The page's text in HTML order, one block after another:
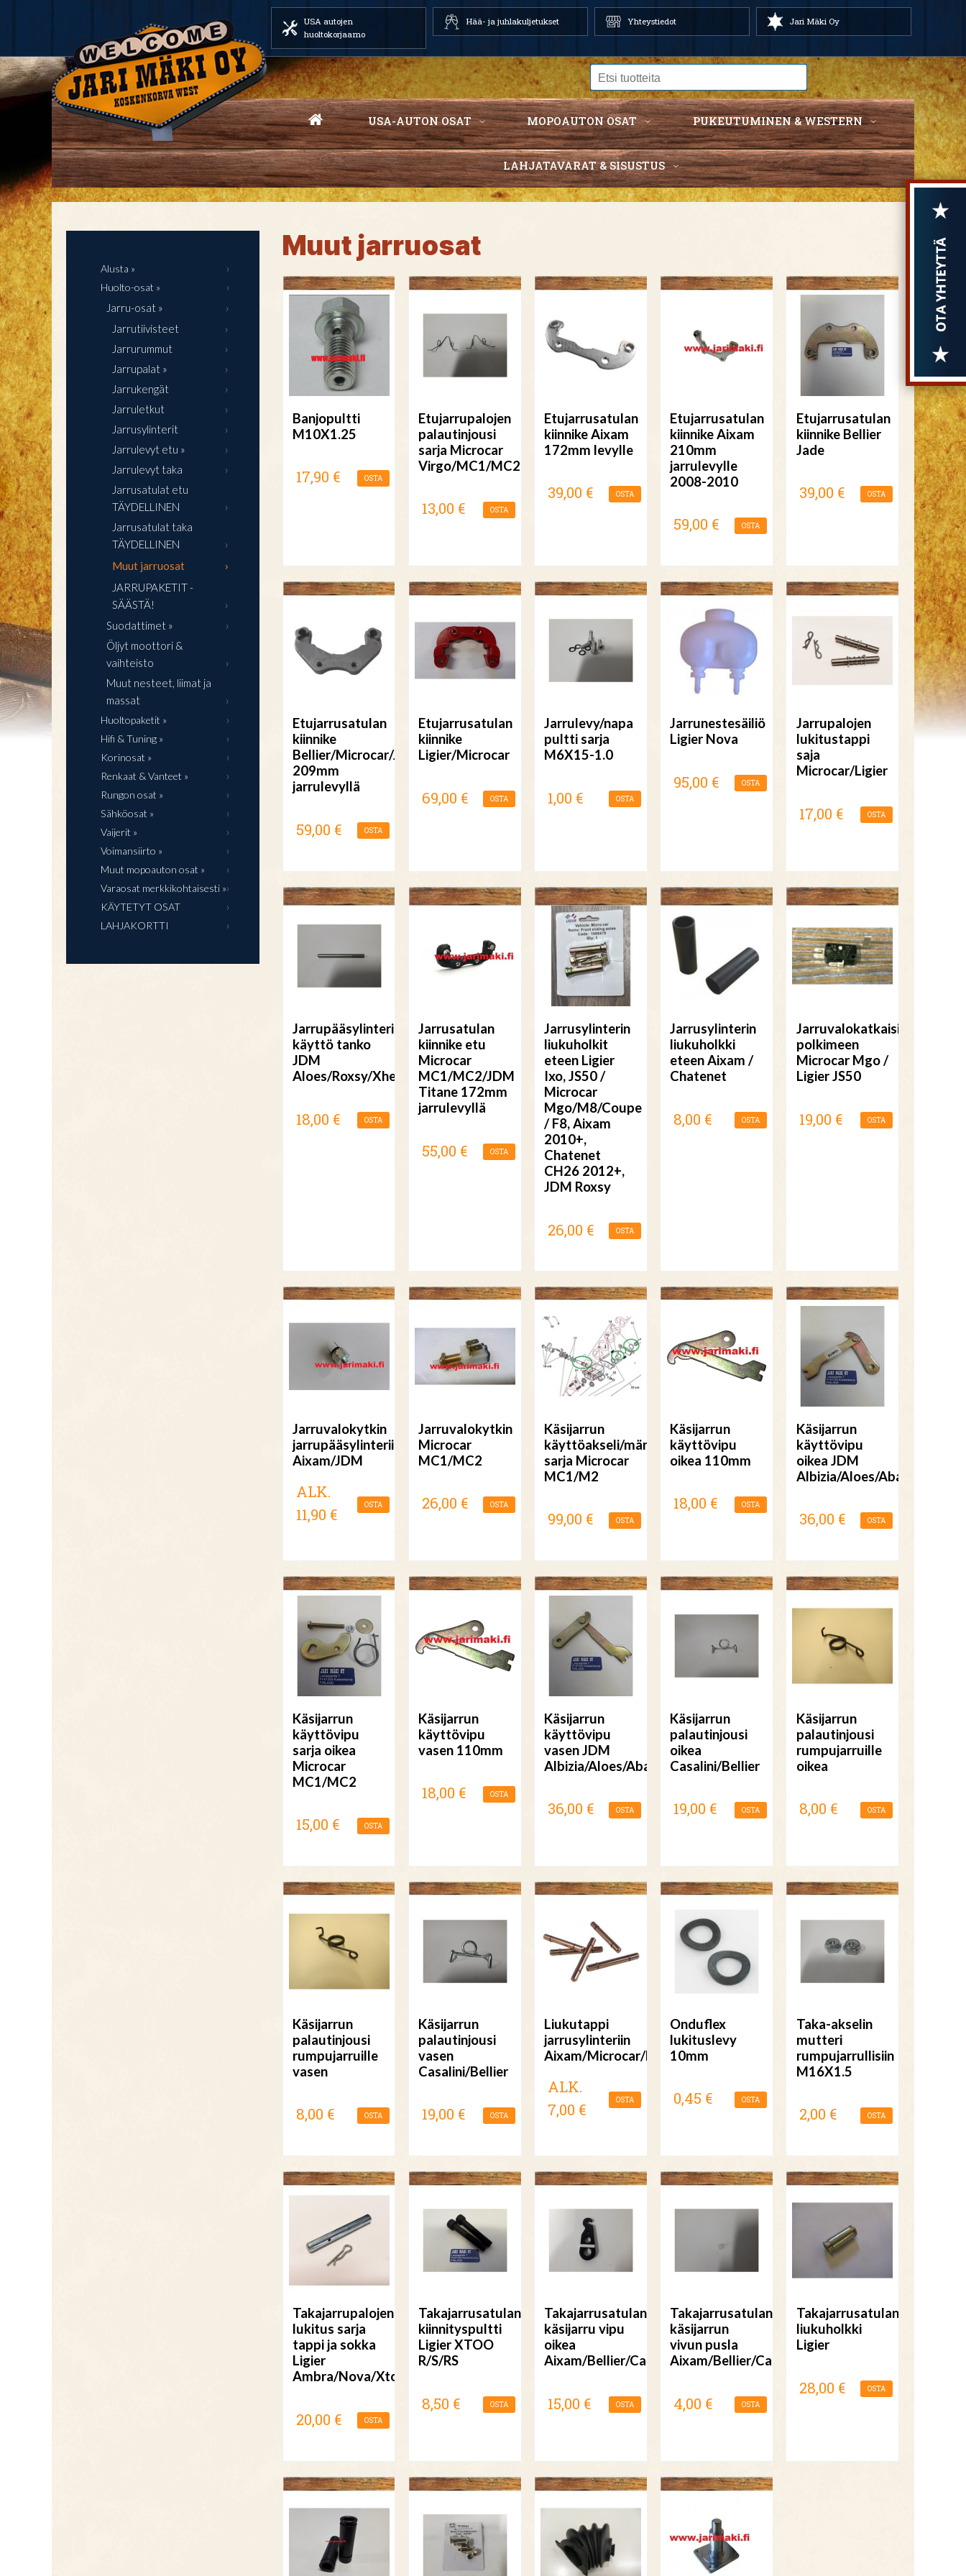
USA autojen
huoltokorjaamo
Hää- ja juhlakuljetukset Yhteystiedot Jari Mäki Oy
USA-AUTON OSAT MOPOAUTON OSAT PUKEUTUMINEN & WESTERN
LAHJATAVARAT & SISUSTUS
Alusta »
Huolto-osat »
Jarru-osat »
Jarrutiivisteet
Jarrurummut
Jarrupalat »
Jarrukengät
Jarruletkut
Jarrusylinterit
Jarrulevyt etu »
Jarrulevyt taka
Jarrusatulat etu
TÄYDELLINEN
Jarrusatulat taka
TÄYDELLINEN
Muut jarruosat
JARRUPAKETIT -
SÄÄSTÄ!
Suodattimet »
Öljyt moottori &
vaihteisto
Muut nesteet, liimat ja
massat
Huoltopaketit »
Hifi & Tuning »
Korinosat »
Renkaat & Vanteet »
Rungon osat »
Sähköosat »
Vaijerit »
Voimansiirto »
Muut mopoauton osat »
Varaosat merkkikohtaisesti »
KÄYTETYT OSAT
LAHJAKORTTI
Muut jarruosat
Banjopultti
M10X1.25
17,90 € OSTA
Etujarrupalojen
palautinjousi
sarja Microcar
Virgo/MC1/MC2
13,00 € OSTA
Etujarrusatulan
kiinnike Aixam
172mm levylle
39,00 € OSTA
Etujarrusatulan
kiinnike Aixam
210mm
jarrulevylle
2008-2010
59,00 € OSTA
Etujarrusatulan
kiinnike Bellier
Jade
39,00 € OSTA
Etujarrusatulan
kiinnike
Bellier/Microcar/JDM
209mm
jarrulevyllä
59,00 € OSTA
Etujarrusatulan
kiinnike
Ligier/Microcar
69,00 € OSTA
Jarrulevy/napa
pultti sarja
M6X15-1.0
1,00 € OSTA
Jarrunestesäiliö
Ligier Nova
95,00 € OSTA
Jarrupalojen
lukitustappi
saja
Microcar/Ligier
17,00 € OSTA
Jarrupääsylinterin
käyttö tanko
JDM
Aloes/Roxsy/Xheos
18,00 € OSTA
Jarrusatulan
kiinnike etu
Microcar
MC1/MC2/JDM
Titane 172mm
jarrulevyllä
55,00 € OSTA
Jarrusylinterin
liukuholkit
eteen Ligier
Ixo, JS50 /
Microcar
Mgo/M8/Coupe
/ F8, Aixam
2010+,
Chatenet
CH26 2012+,
JDM Roxsy
26,00 € OSTA
Jarrusylinterin
liukuholkki
eteen Aixam /
Chatenet
8,00 € OSTA
Jarruvalokatkaisija
polkimeen
Microcar Mgo /
Ligier JS50
19,00 € OSTA
Jarruvalokytkin
jarrupääsylinteriin
Aixam/JDM
ALK.
11,90 €
OSTA
Jarruvalokytkin
Microcar
MC1/MC2
26,00 € OSTA
Käsijarrun
käyttöakseli/mäntä
sarja Microcar
MC1/M2
99,00 € OSTA
Käsijarrun
käyttövipu
oikea 110mm
18,00 € OSTA
Käsijarrun
käyttövipu
oikea JDM
Albizia/Aloes/Abaca
36,00 € OSTA
Käsijarrun
käyttövipu
sarja oikea
Microcar
MC1/MC2
15,00 € OSTA
Käsijarrun
käyttövipu
vasen 110mm
18,00 € OSTA
Käsijarrun
käyttövipu
vasen JDM
Albizia/Aloes/Abaca
36,00 € OSTA
Käsijarrun
palautinjousi
oikea
Casalini/Bellier
19,00 € OSTA
Käsijarrun
palautinjousi
rumpujarruille
oikea
8,00 € OSTA
Käsijarrun
palautinjousi
rumpujarruille
vasen
8,00 € OSTA
Käsijarrun
palautinjousi
vasen
Casalini/Bellier
19,00 € OSTA
Liukutappi
jarrusylinteriin
Aixam/Microcar/Ligier/JDM
ALK.
7,00 €
OSTA
Onduflex
lukituslevy
10mm
0,45 € OSTA
Taka-akselin
mutteri
rumpujarrullisiin
M16X1.5
2,00 € OSTA
Takajarrupalojen
lukitus sarja
tappi ja sokka
Ligier
Ambra/Nova/Xtoo
20,00 € OSTA
Takajarrusatulan
kiinnityspultti
Ligier XTOO
R/S/RS
8,50 € OSTA
Takajarrusatulan
käsijarru vipu
oikea
Aixam/Bellier/Casalini
15,00 € OSTA
Takajarrusatulan
käsijarrun
vivun pusla
Aixam/Bellier/Casalini
4,00 € OSTA
Takajarrusatulan
liukuholkki
Ligier
28,00 € OSTA